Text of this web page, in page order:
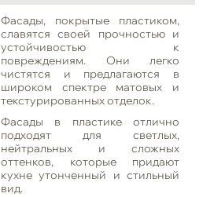
Фасады, покрытые пластиком,
славятся своей прочностью и
устойчивостью к
повреждениям. Они легко
чистятся и предлагаются в
широком спектре матовых и
текстурированных отделок.
Фасады в пластике отлично
подходят для светлых,
нейтральных и сложных
оттенков, которые придают
кухне утонченный и стильный
вид.